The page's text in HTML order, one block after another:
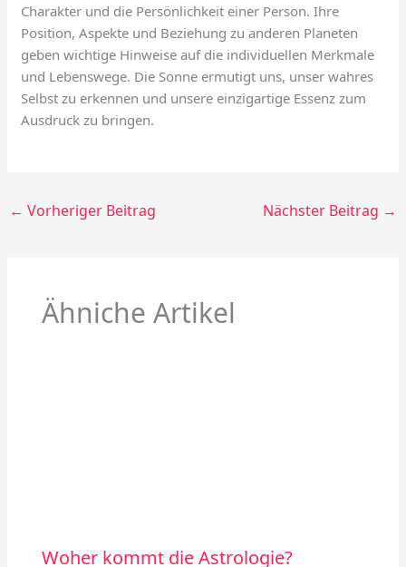
Charakter und die Persönlichkeit einer Person. Ihre
Position, Aspekte und Beziehung zu anderen Planeten
geben wichtige Hinweise auf die individuellen Merkmale
und Lebenswege. Die Sonne ermutigt uns, unser wahres
Selbst zu erkennen und unsere einzigartige Essenz zum
Ausdruck zu bringen.
← Vorheriger Beitrag Nächster Beitrag →
Ähniche Artikel
Woher kommt die Astrologie?